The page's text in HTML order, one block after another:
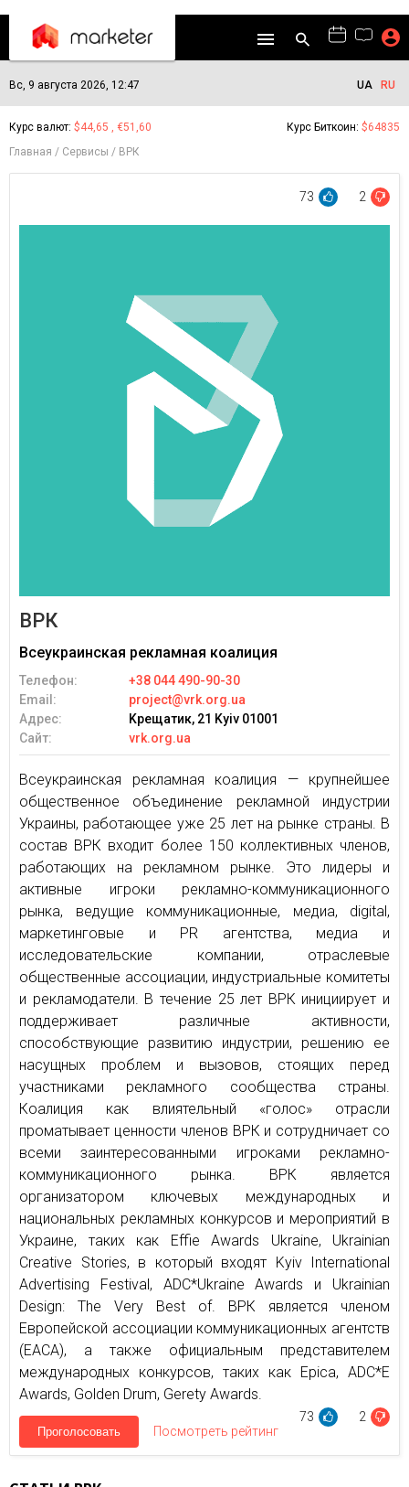
Вс, 9 августа 2026, 12:47 UA RU
Курс валют: $44,65 , €51,60 Курс Биткоин: $64835
Главная
Сервисы ВРК
73 2
ВРК
Всеукраинская рекламная коалиция
Телефон:
+38 044 490-90-30
Email:
project@vrk.org.ua
Адрес:
Kрещатик, 21 Kyiv 01001
Сайт:
vrk.org.ua
Всеукраинская рекламная коалиция — крупнейшее
общественное объединение рекламной индустрии
Украины, работающее уже 25 лет на рынке страны. В
состав ВРК входит более 150 коллективных членов,
работающих на рекламном рынке. Это лидеры и
активные игроки рекламно-коммуникационного
рынка, ведущие коммуникационные, медиа, digital,
маркетинговые и PR агентства, медиа и
исследовательские компании, отраслевые
общественные ассоциации, индустриальные комитеты
и рекламодатели. В течение 25 лет ВРК инициирует и
поддерживает различные активности,
способствующие развитию индустрии, решению ее
насущных проблем и вызовов, стоящих перед
участниками рекламного сообщества страны.
Коалиция как влиятельный «голос» отрасли
проматывает ценности членов ВРК и сотрудничает со
всеми заинтересованными игроками рекламно-
коммуникационного рынка. ВРК является
организатором ключевых международных и
национальных рекламных конкурсов и мероприятий в
Украине, таких как Effie Awards Ukraine, Ukrainian
Creative Stories, в который входят Kyiv International
Advertising Festival, ADC*Ukraine Awards и Ukrainian
Design: The Very Best of. ВРК является членом
Европейской ассоциации коммуникационных агентств
(EACA), а также официальным представителем
международных конкурсов, таких как Epica, ADC*E
Awards, Golden Drum, Gerety Awards.
73 2
Проголосовать Посмотреть рейтинг